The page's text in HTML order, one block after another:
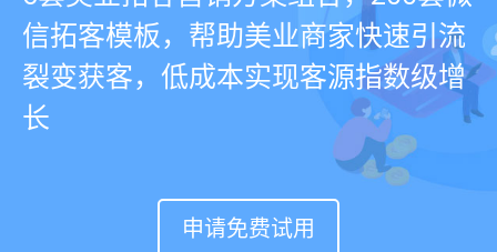
美业全域引流获客+私域运营增长方
案，一站式解决美业门店拓、留、
锁、升难题
申请免费试用
信拓客模板，帮助美业商家快速引流
裂变获客，低成本实现客源指数级增
长
申请免费试用
面俱到，赋能美容顾问销售，实现客
户、业绩
持续增长
申请免费试用